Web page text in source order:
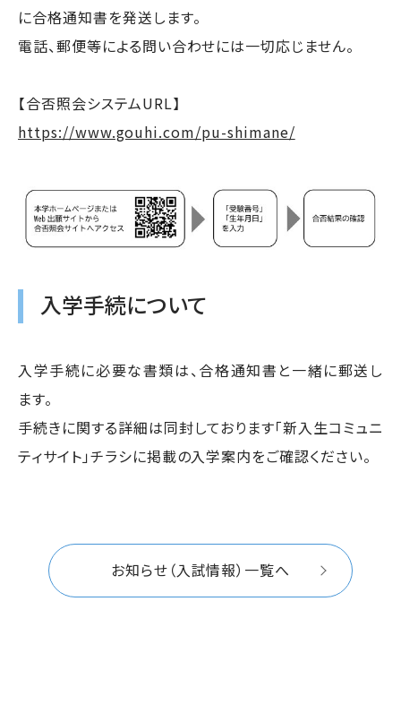
に合格通知書を発送します。
電話、郵便等による問い合わせには一切応じません。
【合否照会システムURL】
https://www.gouhi.com/pu-shimane/
入学手続について
入学手続に必要な書類は、合格通知書と一緒に郵送し
ます。
手続きに関する詳細は同封しております「新入生コミュニ
ティサイト」チラシに掲載の入学案内をご確認ください。
お知らせ（入試情報）一覧へ